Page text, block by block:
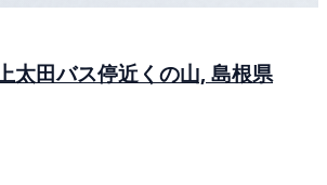
太田バス停近くの山, 島根県